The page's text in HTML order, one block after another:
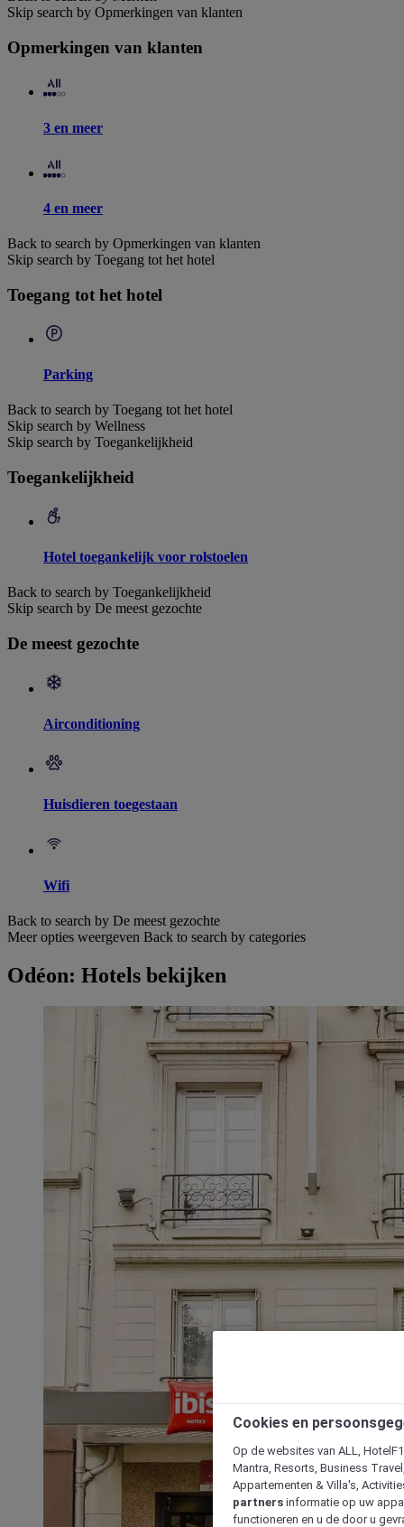
Skip search by Opmerkingen van klanten
Opmerkingen van klanten
3 en meer
4 en meer
Back to search by Opmerkingen van klanten
Skip search by Toegang tot het hotel
Toegang tot het hotel
Parking
Back to search by Toegang tot het hotel
Skip search by Wellness
Skip search by Toegankelijkheid
Toegankelijkheid
Hotel toegankelijk voor rolstoelen
Back to search by Toegankelijkheid
Skip search by De meest gezochte
De meest gezochte
Airconditioning
Huisdieren toegestaan
Wifi
Back to search by De meest gezochte
Meer opties weergeven Back to search by categories
Odéon: Hotels bekijken
Cookies en
Op de websites van ALL,
Mantra, Resorts, Business
Appartementen & Villa's,
partners informatie op uw
functioneren en u de door u